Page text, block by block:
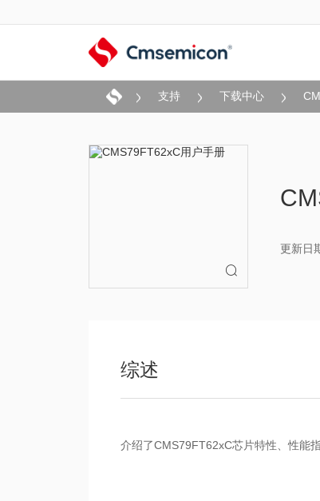
支持 下载中心

更新日
综述
介绍了CMS79FT62xC芯片特性、性能